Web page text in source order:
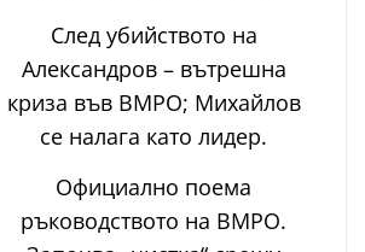
След убийството на
Александров – вътрешна
криза във ВМРО; Михайлов
се налага като лидер.
Официално поема
ръководството на ВМРО.